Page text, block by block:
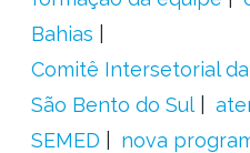
Bahias
Comitê Intersetorial
São Bento do Sul
SEMED
nova